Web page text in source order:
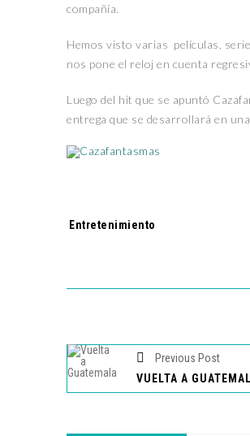
compañía.
Hemos visto varias películas,
nos pone el reloj en cuenta
Luego del hit que se apuntó
entrega que se desarrollará en
Tags:
Entretenimiento
Previous Post